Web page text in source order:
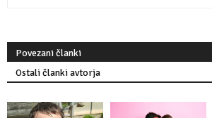
Povezani članki
Ostali članki avtorja